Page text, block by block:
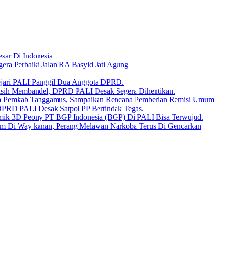
Di Indonesia
Perbaiki Jalan RA Basyid Jati Agung
PALI Panggil Dua Anggota DPRD.
Membandel, DPRD PALI Desak Segera Dihentikan.
Tanggamus, Sampaikan Rencana Pemberian Remisi Umum
PALI Desak Satpol PP Bertindak Tegas.
3D Peony PT BGP Indonesia (BGP) Di PALI Bisa Terwujud.
Di Way kanan, Perang Melawan Narkoba Terus Di Gencarkan